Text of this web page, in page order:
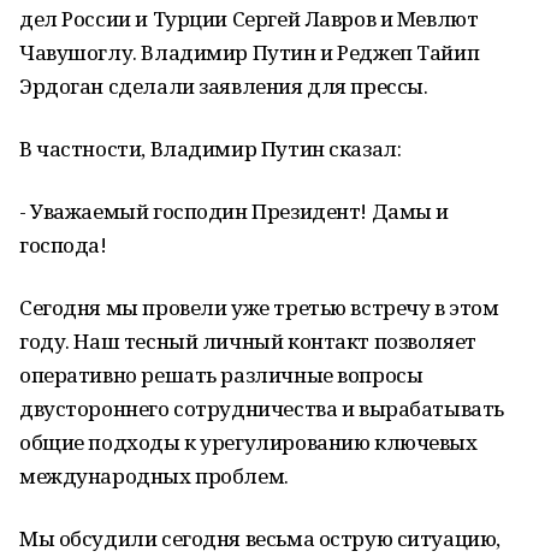
дел России и Турции Сергей Лавров и Мевлют
Чавушоглу. Владимир Путин и Реджеп Тайип
Эрдоган сделали заявления для прессы.
В частности, Владимир Путин сказал:
- Уважаемый господин Президент! Дамы и
господа!
Сегодня мы провели уже третью встречу в этом
году. Наш тесный личный контакт позволяет
оперативно решать различные вопросы
двустороннего сотрудничества и вырабатывать
общие подходы к урегулированию ключевых
международных проблем.
Мы обсудили сегодня весьма острую ситуацию,